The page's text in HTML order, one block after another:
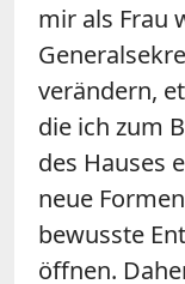
mir als Frau
verändern,
die ich zum
des Hauses
neue
bewusste
öffnen.